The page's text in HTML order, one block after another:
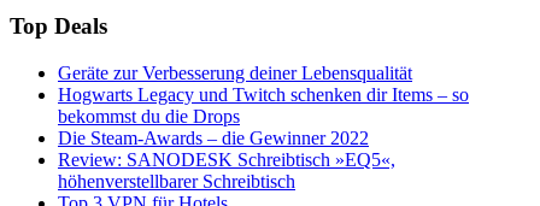
Top Deals
Geräte zur Verbesserung deiner Lebensqualität
Hogwarts Legacy und Twitch schenken dir Items – so
bekommst du die Drops
Die Steam-Awards – die Gewinner 2022
Review: SANODESK Schreibtisch »EQ5«,
höhenverstellbarer Schreibtisch